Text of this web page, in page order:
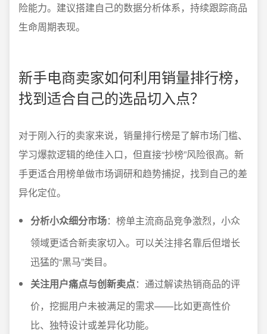
险能力。建议搭建自己的数据分析体系，持续跟踪商品
生命周期表现。
新手电商卖家如何利用销量排行榜，
找到适合自己的选品切入点？
对于刚入行的卖家来说，销量排行榜是了解市场门槛、
学习爆款逻辑的绝佳入口，但直接“抄榜”风险很高。新
手更适合用榜单做市场调研和趋势捕捉，找到自己的差
异化定位。
分析小众细分市场：榜单主流商品竞争激烈，小众
领域更适合新卖家切入。可以关注排名靠后但增长
迅猛的“黑马”类目。
关注用户痛点与创新卖点：通过解读热销商品的评
价，挖掘用户未被满足的需求——比如更高性价
比、独特设计或差异化功能。